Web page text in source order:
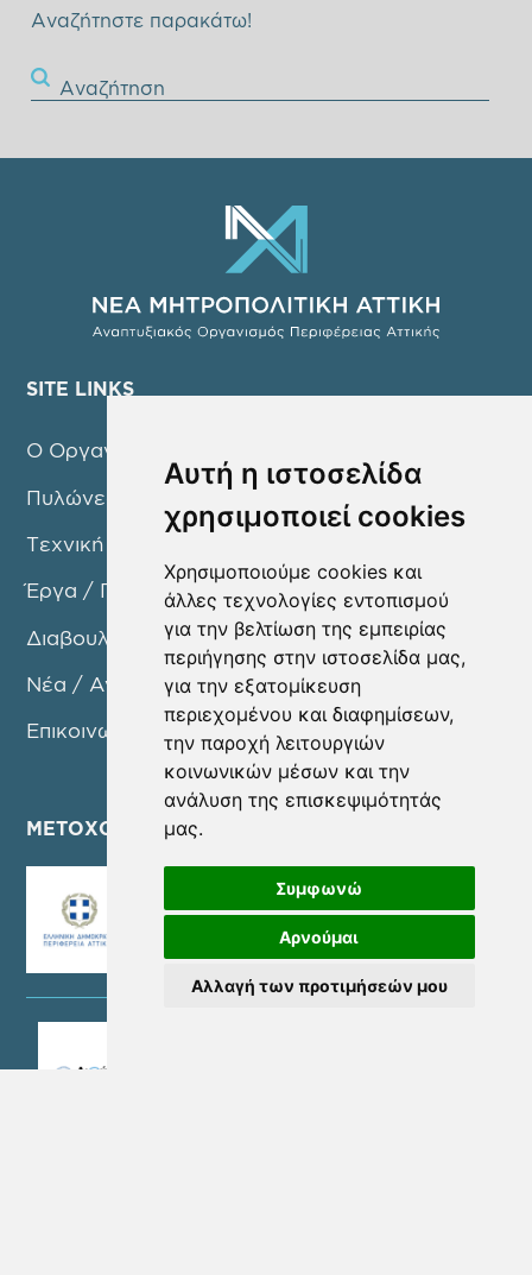
Αυτή η ιστοσελίδα
χρησιμοποιεί cookies
Χρησιμοποιούμε cookies και
άλλες τεχνολογίες εντοπισμού
για την βελτίωση της εμπειρίας
περιήγησης στην ιστοσελίδα μας,
για την εξατομίκευση
περιεχομένου και διαφημίσεων,
την παροχή λειτουργιών
κοινωνικών μέσων και την
ανάλυση της επισκεψιμότητάς
μας.
Συμφωνώ
Αρνούμαι
Αλλαγή των προτιμήσεών μου
Αναζήτηστε παρακάτω!
Αναζήτηση
SITE LINKS
Ο Οργανισμός
Πυλώνες Δράσης
Τεχνική Υπηρεσία
Έργα / Προγράμματα
Διαβουλεύσεις
Νέα / Ανακοινώσεις
Επικοινωνία
ΜΕΤΟΧΟΙ